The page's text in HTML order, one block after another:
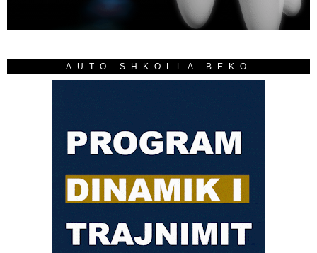
AUTO SHKOLLA BEKO